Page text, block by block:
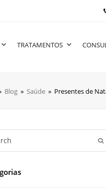
TRATAMENTOS
Blog » Saúde » Presentes de